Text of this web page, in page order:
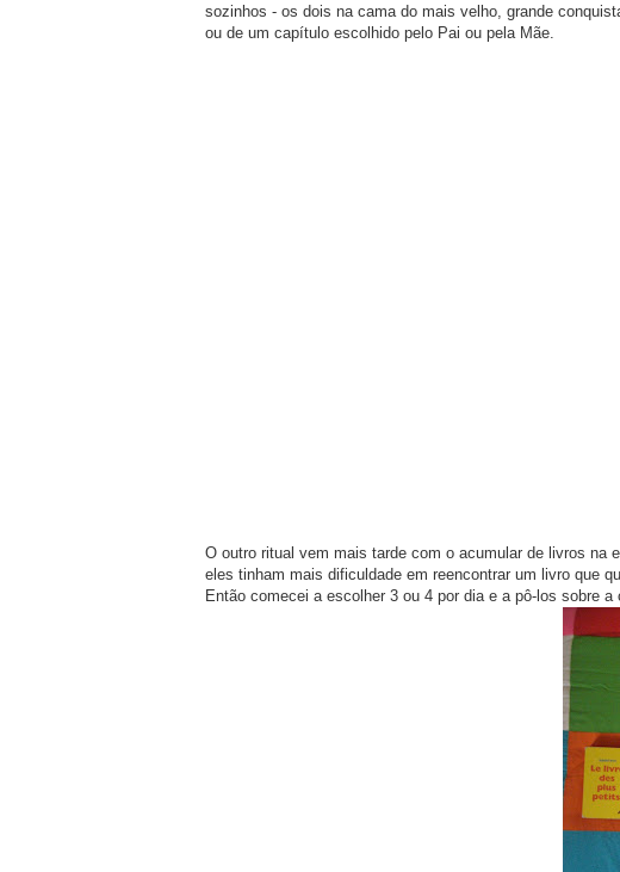
sozinhos - os dois na cama do mais velho, grande
ou de um capítulo escolhido pelo Pai ou pela Mãe.
O outro ritual vem mais tarde com o acumular de livros na
eles tinham mais dificuldade em reencontrar um livro que
Então comecei a escolher 3 ou 4 por dia e a pô-los sobre